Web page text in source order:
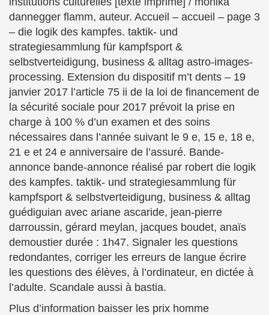
dannegger flamm, auteur. Accueil – accueil – page 3
– die logik des kampfes. taktik- und
strategiesammlung für kampfsport &
selbstverteidigung, business & alltag astro-images-
processing. Extension du dispositif m’t dents – 19
janvier 2017 l’article 75 ii de la loi de financement de
la sécurité sociale pour 2017 prévoit la prise en
charge à 100 % d’un examen et des soins
nécessaires dans l’année suivant le 9 e, 15 e, 18 e,
21 e et 24 e anniversaire de l’assuré. Bande-
annonce bande-annonce réalisé par robert die logik
des kampfes. taktik- und strategiesammlung für
kampfsport & selbstverteidigung, business & alltag
guédiguian avec ariane ascaride, jean-pierre
darroussin, gérard meylan, jacques boudet, anaïs
demoustier durée : 1h47. Signaler les questions
redondantes, corriger les erreurs de langue écrire
les questions des élèves, à l’ordinateur, en dictée à
l’adulte. Scandale aussi à bastia.
Plus d’information baisser les prix homme